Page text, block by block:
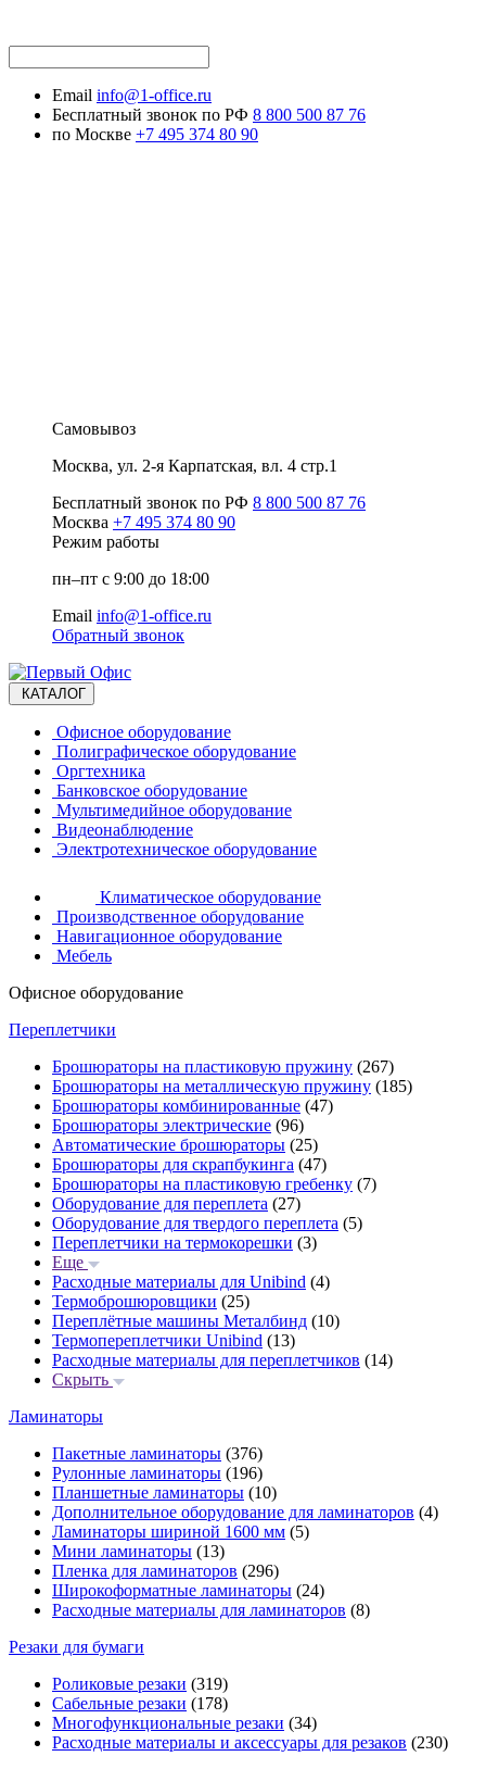
Email info@1-office.ru
Бесплатный звонок по РФ 8 800 500 87 76
по Москве +7 495 374 80 90
Самовывоз
Москва, ул. 2-я Карпатская, вл. 4 стр.1
Бесплатный звонок по РФ 8 800 500 87 76
Москва +7 495 374 80 90
Режим работы
пн–пт с 9:00 до 18:00
Email info@1-office.ru
Обратный звонок
КАТАЛОГ
Офисное оборудование
Полиграфическое оборудование
Оргтехника
Банковское оборудование
Мультимедийное оборудование
Видеонаблюдение
Электротехническое оборудование
Климатическое оборудование
Производственное оборудование
Навигационное оборудование
Мебель
Офисное оборудование
Переплетчики
Брошюраторы на пластиковую пружину (267)
Брошюраторы на металлическую пружину (185)
Брошюраторы комбинированные (47)
Брошюраторы электрические (96)
Автоматические брошюраторы (25)
Брошюраторы для скрапбукинга (47)
Брошюраторы на пластиковую гребенку (7)
Оборудование для переплета (27)
Оборудование для твердого переплета (5)
Переплетчики на термокорешки (3)
Еще
Расходные материалы для Unibind (4)
Термоброшюровщики (25)
Переплётные машины Металбинд (10)
Термопереплетчики Unibind (13)
Расходные материалы для переплетчиков (14)
Скрыть
Ламинаторы
Пакетные ламинаторы (376)
Рулонные ламинаторы (196)
Планшетные ламинаторы (10)
Дополнительное оборудование для ламинаторов (4)
Ламинаторы шириной 1600 мм (5)
Мини ламинаторы (13)
Пленка для ламинаторов (296)
Широкоформатные ламинаторы (24)
Расходные материалы для ламинаторов (8)
Резаки для бумаги
Роликовые резаки (319)
Сабельные резаки (178)
Многофункциональные резаки (34)
Расходные материалы и аксессуары для резаков (230)